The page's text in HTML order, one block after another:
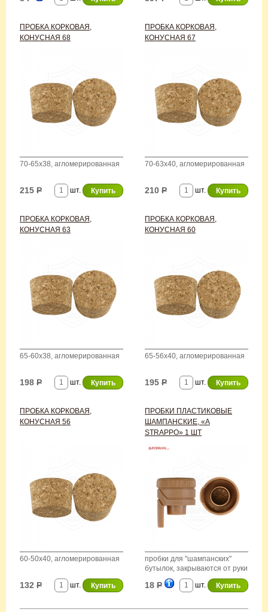
ПРОБКА КОРКОВАЯ,
КОНУСНАЯ 68
70-65х38, агломерированная
шт.
215 Р
ПРОБКА КОРКОВАЯ,
КОНУСНАЯ 67
70-63х40, агломерированная
шт.
210 Р
ПРОБКА КОРКОВАЯ,
КОНУСНАЯ 63
65-60х38, агломерированная
шт.
198 Р
ПРОБКА КОРКОВАЯ,
КОНУСНАЯ 60
65-56х40, агломерированная
шт.
195 Р
ПРОБКА КОРКОВАЯ,
КОНУСНАЯ 56
60-50х40, агломерированная
шт.
132 Р
ПРОБКИ ПЛАСТИКОВЫЕ
ШАМПАНСКИЕ, «A
STRAPPO» 1 ШТ
пробки для "шампанских"
бутылок, закрываются от руки
шт.
18 Р